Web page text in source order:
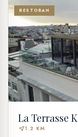
RESTORAN
La Terrasse
near_me1.2 KM